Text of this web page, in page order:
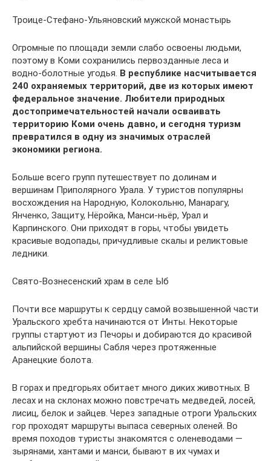
Троице-Стефано-Ульяновский мужской монастырь
Огромные по площади земли слабо освоены людьми,
поэтому в Коми сохранились первозданные леса и
водно-болотные угодья. В республике насчитывается
240 охраняемых территорий, две из которых имеют
федеральное значение. Любители природных
достопримечательностей начали осваивать
территорию Коми очень давно, и сегодня туризм
превратился в одну из значимых отраслей
экономики региона.
Больше всего групп путешествует по долинам и
вершинам Приполярного Урала. У туристов популярны
восхождения на Народную, Колокольню, Манарагу,
Янченко, Защиту, Нёройка, Манси-ньёр, Урал и
Карпинского. Они приходят в горы, чтобы увидеть
красивые водопады, причудливые скалы и реликтовые
ледники.
Свято-Вознесенский храм в селе Ыб
Почти все маршруты к сердцу самой возвышенной части
Уральского хребта начинаются от Инты. Некоторые
группы стартуют из Печоры и добираются до красивой
альпийской вершины Сабля через протяженные
Аранецкие болота.
В горах и предгорьях обитает много диких животных. В
лесах и на склонах можно повстречать медведей, лосей,
лисиц, белок и зайцев. Через западные отроги Уральских
гор проходят маршруты выпаса северных оленей. Во
время походов туристы знакомятся с оленеводами —
зырянами, хантами и манси, бывают в их чумах и